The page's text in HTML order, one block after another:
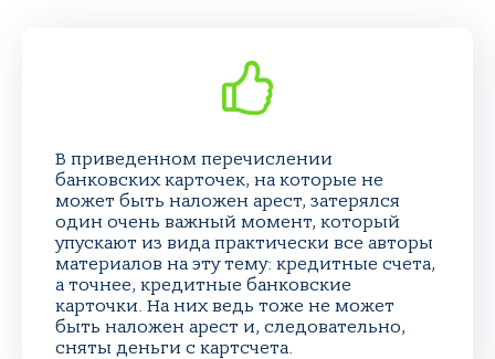
В приведенном перечислении
банковских карточек, на которые не
может быть наложен арест, затерялся
один очень важный момент, который
упускают из вида практически все авторы
материалов на эту тему: кредитные счета,
а точнее, кредитные банковские
карточки. На них ведь тоже не может
быть наложен арест и, следовательно,
сняты деньги с картсчета.